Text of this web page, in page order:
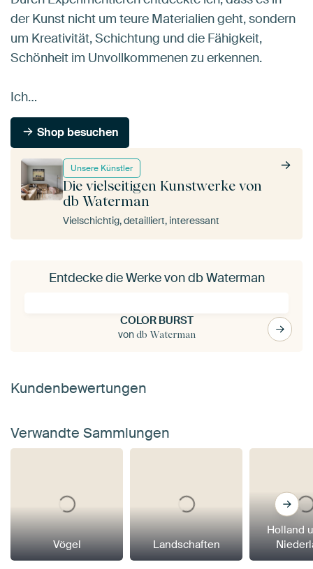
Unsere Künstler
Die vielseitigen Kunstwerke von
db Waterman
Vielschichtig, detailliert, interessant
der Kunst nicht um teure Materialien geht, sondern
um Kreativität, Schichtung und die Fähigkeit,
Schönheit im Unvollkommenen zu erkennen.
Ich…
Shop besuchen
Entdecke die Werke von db Waterman
COLOR BURST
vondb Waterman
Kundenbewertungen
Verwandte Sammlungen
Vögel Landschaften
Holland